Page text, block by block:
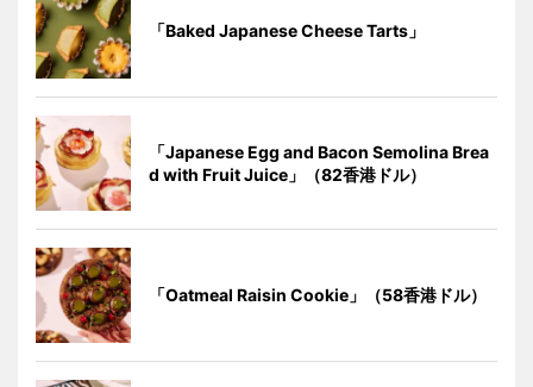
「Baked Japanese Cheese Tarts」
「Japanese Egg and Bacon Semolina Brea
d with Fruit Juice」（82香港ドル）
「Oatmeal Raisin Cookie」（58香港ドル）